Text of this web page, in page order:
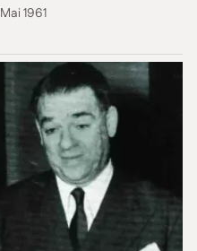
Mai 1961